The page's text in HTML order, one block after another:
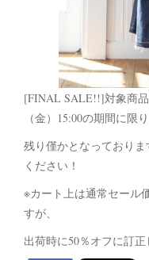
[FINAL SALE!!]対象商品
（金）15:00の期間に限
残り僅かとなっており
ください！
※カート上は通常セール
すが、
出荷時に50％オフに訂正